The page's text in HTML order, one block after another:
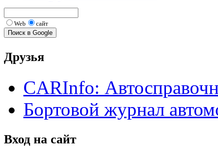
Web сайт
Друзья
CARInfo:
Бортовой журнал
Вход на сайт